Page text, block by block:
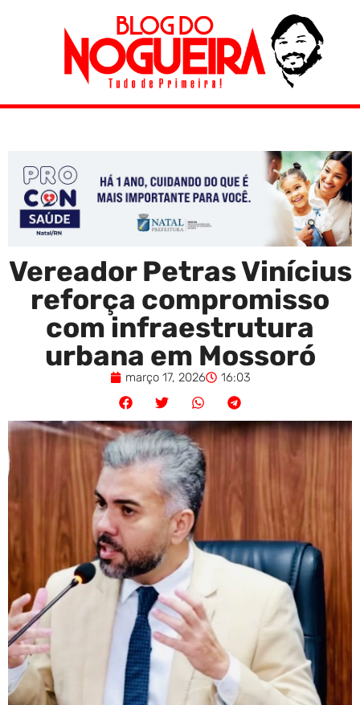
Vereador Petras Vinícius
reforça compromisso
com infraestrutura
urbana em Mossoró
março 17, 2026 16:03